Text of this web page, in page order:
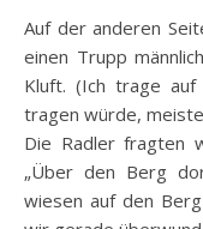
Auf der anderen
einen Trupp
Kluft. (Ich trage
tragen würde,
Die Radler fragten
„Über den Berg
wiesen auf den